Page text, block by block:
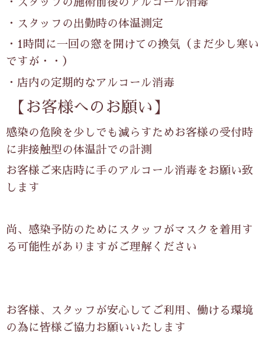
・スタッフの出勤時の体温測定
・ 1 時間に一回の窓を開けての換気（まだ少し寒い
ですが・・）
・店内の定期的なアルコール消毒
【お客様へのお願い】
感染の危険を少しでも減らすためお客様の受付時
に非接触型の体温計での計測
お客様ご来店時に手のアルコール消毒をお願い致
します
尚、感染予防のためにスタッフがマスクを着用す
る可能性がありますがご理解ください
お客様、スタッフが安心してご利用、働ける環境
の為に皆様ご協力お願いいたします